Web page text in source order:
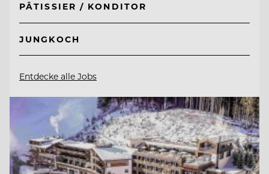
PÂTISSIER / KONDITOR
JUNGKOCH
Entdecke alle Jobs